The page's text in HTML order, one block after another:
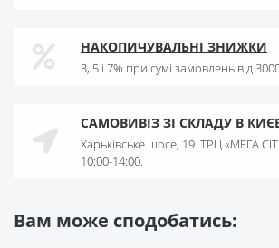
НАКОПИЧУВАЛЬНІ ЗНИЖКИ
3, 5 і 7% при сумі замовлень від
САМОВИВІЗ ЗІ СКЛАДУ В
Харьківське шосе, 19. ТРЦ «МЕГА
10:00-14:00.
Вам може сподобатись: